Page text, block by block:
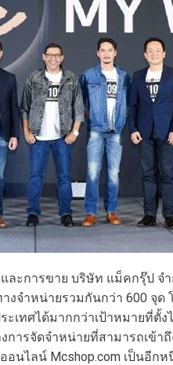
ละการขาย บริษัท แม็คกรุ๊ป จ
จำหน่ายรวมกันกว่า 600 จุด
เทศได้มากกว่าเป้าหมายที่ตั้
ารจัดจำหน่ายที่สามารถเข้า
อนไลน์ Mcshop.com เป็นอี